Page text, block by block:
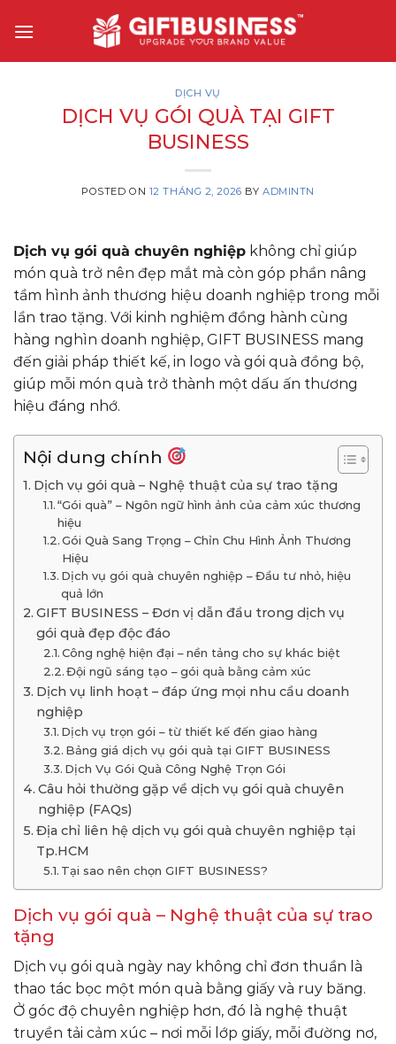
DỊCH VỤ
DỊCH VỤ GÓI QUÀ TẠI GIFT
BUSINESS
POSTED ON 12 THÁNG 2, 2026 BY ADMINTN
Dịch vụ gói quà chuyên nghiệp không chỉ giúp
món quà trở nên đẹp mắt mà còn góp phần nâng
tầm hình ảnh thương hiệu doanh nghiệp trong mỗi
lần trao tặng. Với kinh nghiệm đồng hành cùng
hàng nghìn doanh nghiệp, GIFT BUSINESS mang
đến giải pháp thiết kế, in logo và gói quà đồng bộ,
giúp mỗi món quà trở thành một dấu ấn thương
hiệu đáng nhớ.
Nội dung chính
Dịch vụ gói quà – Nghệ thuật của sự trao tặng
“Gói quà” – Ngôn ngữ hình ảnh của cảm xúc thương
hiệu
Gói Quà Sang Trọng – Chỉn Chu Hình Ảnh Thương
Hiệu
Dịch vụ gói quà chuyên nghiệp – Đầu tư nhỏ, hiệu
quả lớn
GIFT BUSINESS – Đơn vị dẫn đầu trong dịch vụ
gói quà đẹp độc đáo
Công nghệ hiện đại – nền tảng cho sự khác biệt
Đội ngũ sáng tạo – gói quà bằng cảm xúc
Dịch vụ linh hoạt – đáp ứng mọi nhu cầu doanh
nghiệp
Dịch vụ trọn gói – từ thiết kế đến giao hàng
Bảng giá dịch vụ gói quà tại GIFT BUSINESS
Dịch Vụ Gói Quà Công Nghệ Trọn Gói
Câu hỏi thường gặp về dịch vụ gói quà chuyên
nghiệp (FAQs)
Địa chỉ liên hệ dịch vụ gói quà chuyên nghiệp tại
Tp.HCM
Tại sao nên chọn GIFT BUSINESS?
Dịch vụ gói quà – Nghệ thuật của sự trao
tặng
Dịch vụ gói quà ngày nay không chỉ đơn thuần là
thao tác bọc một món quà bằng giấy và ruy băng.
Ở góc độ chuyên nghiệp hơn, đó là nghệ thuật
truyền tải cảm xúc – nơi mỗi lớp giấy, mỗi đường nơ,